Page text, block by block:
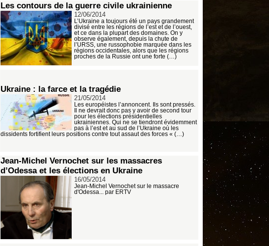
Les contours de la guerre civile ukrainienne
12/06/2014
L’Ukraine a toujours été un pays grandement
divisé entre les régions de l’est et de l’ouest,
et ce dans la plupart des domaines. On y
observe également, depuis la chute de
l’URSS, une russophobie marquée dans les
régions occidentales, alors que les régions
proches de la Russie ont une forte (…)
Ukraine : la farce et la tragédie
21/05/2014
Les européistes l’annoncent. Ils sont pressés.
Il ne devrait donc pas y avoir de second tour
pour les élections présidentielles
ukrainiennes. Qui ne se tiendront évidemment
pas à l’est et au sud de l’Ukraine où les
dissidents fortifient leurs positions contre tout assaut des forces « (…)
Jean-Michel Vernochet sur les massacres
d’Odessa et les élections en Ukraine
16/05/2014
Jean-Michel Vernochet sur le massacre
d'Odessa... par ERTV